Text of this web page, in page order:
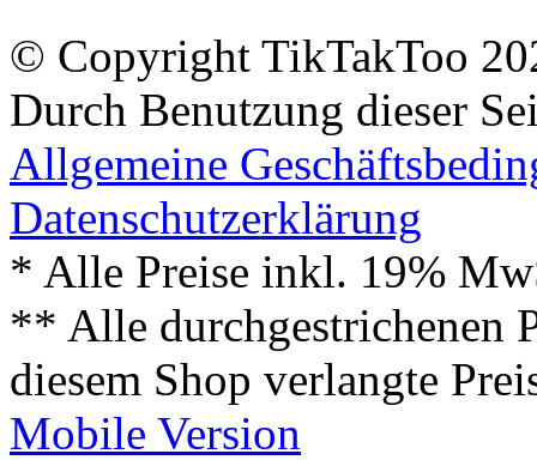
© Copyright TikTakToo
Durch Benutzung dieser
Allgemeine
Datenschutzerklärung
* Alle Preise inkl. 19%
** Alle durchgestrichenen
diesem Shop verlangte
Mobile Version